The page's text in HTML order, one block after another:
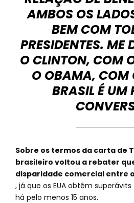
AMBOS OS
BEM COM
PRESIDENTES. ME
O CLINTON, COM
O OBAMA, COM
BRASIL É UM
Sobre os termos da carta de
brasileiro voltou a rebater
disparidade comercial entre
, já que os EUA obtêm
há pelo menos 15 anos.